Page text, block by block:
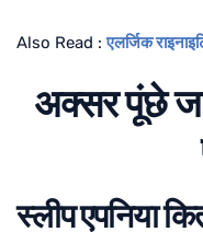
Also Read :एलर्जिक
अक्सर पूंछे
स्लीप एपनिया